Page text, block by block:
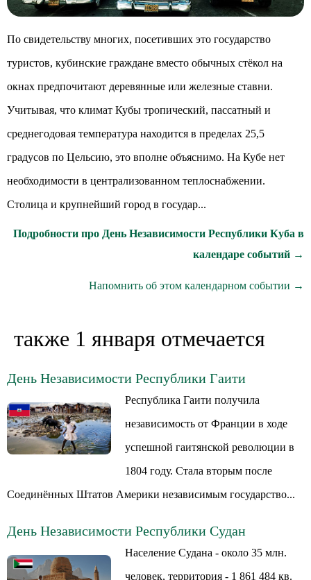
По свидетельству многих, посетивших это государство
туристов, кубинские граждане вместо обычных стёкол на
окнах предпочитают деревянные или железные ставни.
Учитывая, что климат Кубы тропический, пассатный и
среднегодовая температура находится в пределах 25,5
градусов по Цельсию, это вполне объяснимо. На Кубе нет
необходимости в централизованном теплоснабжении.
Столица и крупнейший город в государ...
Подробности про День Независимости Республики Куба в
календаре событий →
Напомнить об этом календарном событии →
также 1 января отмечается
День Независимости Республики Гаити
Республика Гаити получила
независимость от Франции в ходе
успешной гаитянской революции в
1804 году. Стала вторым после
Соединённых Штатов Америки независимым государство...
День Независимости Республики Судан
Население Судана - около 35 млн.
человек, территория - 1 861 484 кв.